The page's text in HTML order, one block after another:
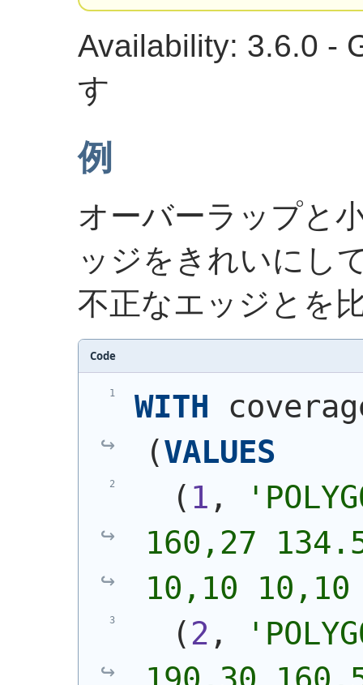
Availability: 3.6.0 -
す
例
オーバーラップと
ッジをきれいにし
不正なエッジとを
Code
WITH
(VALUES
( 1 , '
160,27
10,10
( 2 , '